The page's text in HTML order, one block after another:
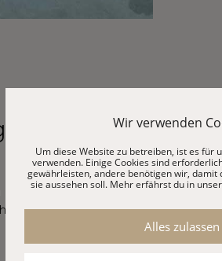
von Augsburg mit
und Beton eine gemütliche,
Wir verwenden
Um diese Website zu betreiben, ist es für
verwenden. Einige Cookies sind
gewährleisten, andere benötigen wir, damit
sie aussehen soll. Mehr erfährst du in
Alles zulassen